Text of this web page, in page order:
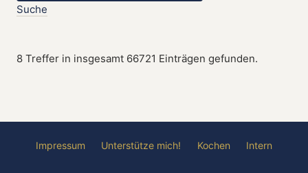
Suche
8 Treffer in insgesamt 66721 Einträgen gefunden.
Impressum Unterstütze mich! Kochen Intern